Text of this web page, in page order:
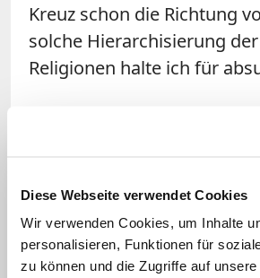
Diese Webseite verwendet Cookies
Wir verwenden Cookies, um Inhalte
personalisieren, Funktionen für
zu können und die Zugriffe auf
Kreuz schon die Richtung
solche Hierarchisierung
Religionen halte ich für
Auch die Fraktionschefin
Berliner
Humboldt-Forum auf eine
reduzieren, entspricht nicht
humanistischen